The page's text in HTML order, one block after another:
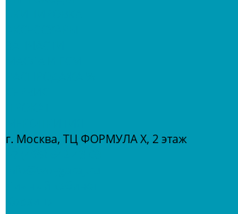
г. Москва, ТЦ ФОРМУЛА Х, 2 этаж